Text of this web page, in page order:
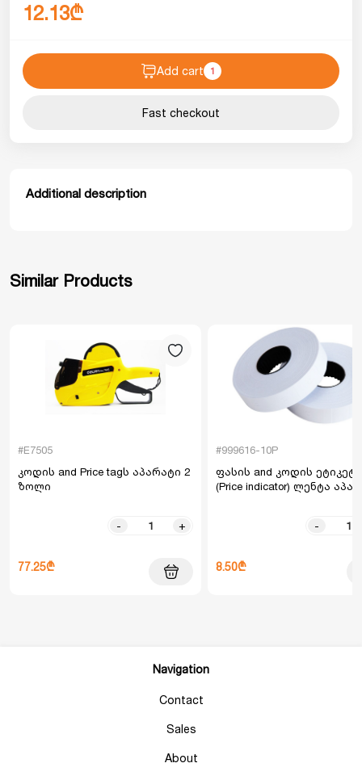
12.13₾
Add cart 1
Fast checkout
Additional description
Similar Products
#E7505
კოდის and Price tagს აპარატი 2
ზოლი
- +
77.25₾
#999616-10P
ფასის and კოდის ეტიკეტი
(Price indicator) ლენტა
-
8.50₾
Navigation
Contact
Sales
About